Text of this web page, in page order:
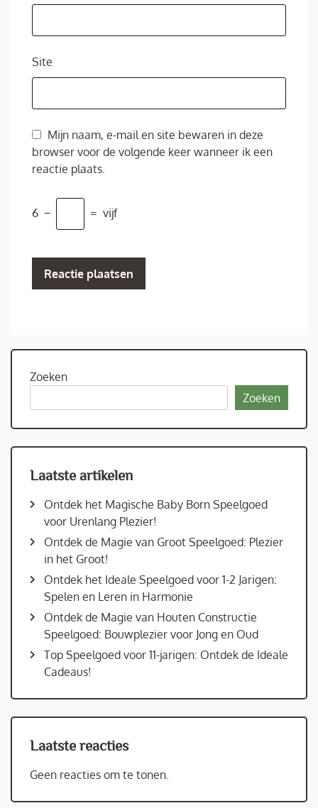
Site
Mijn naam, e-mail en site bewaren in deze
browser voor de volgende keer wanneer ik een
reactie plaats.
6 − = vijf
Zoeken
Zoeken
Laatste artikelen
Ontdek het Magische Baby Born Speelgoed
voor Urenlang Plezier!
Ontdek de Magie van Groot Speelgoed: Plezier
in het Groot!
Ontdek het Ideale Speelgoed voor 1-2 Jarigen:
Spelen en Leren in Harmonie
Ontdek de Magie van Houten Constructie
Speelgoed: Bouwplezier voor Jong en Oud
Top Speelgoed voor 11-jarigen: Ontdek de Ideale
Cadeaus!
Laatste reacties
Geen reacties om te tonen.